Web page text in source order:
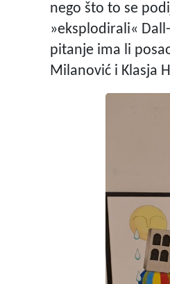
nego što to se
»eksplodirali«
pitanje ima li
Milanović i Klasja